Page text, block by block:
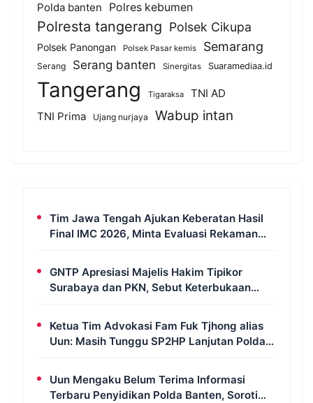
Polda banten
Polres kebumen
Polresta tangerang Polsek Cikupa
Polsek Panongan Polsek Pasar kemis Semarang
Serang Serang banten Sinergitas Suaramediaa.id
Tangerang Tigaraksa
TNI AD
TNI Prima
Ujang nurjaya Wabup intan
Tim Jawa Tengah Ajukan Keberatan Hasil
Final IMC 2026, Minta Evaluasi Rekaman
dan Scorecard Juri
GNTP Apresiasi Majelis Hakim Tipikor
Surabaya dan PKN, Sebut Keterbukaan
Informasi Jadi Instrumen Pengawasan
Ketua Tim Advokasi Fam Fuk Tjhong alias
Uun: Masih Tunggu SP2HP Lanjutan Polda
Banten
Uun Mengaku Belum Terima Informasi
Terbaru Penyidikan Polda Banten, Soroti